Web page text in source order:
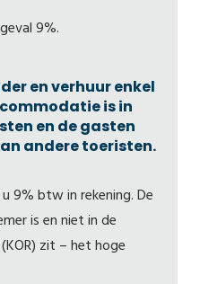
9%.
en verhuur enkel
is in
en de gasten
andere toeristen.
9% btw in rekening. De
is en niet in de
zit – het hoge